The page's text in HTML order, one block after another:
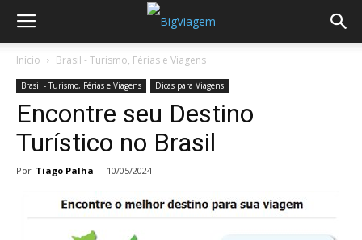
Início Brasil - Turismo, Férias e Viagens
Brasil - Turismo, Férias e Viagens Dicas para Viagens
Encontre seu Destino
Turístico no Brasil
Por Tiago Palha - 10/05/2024